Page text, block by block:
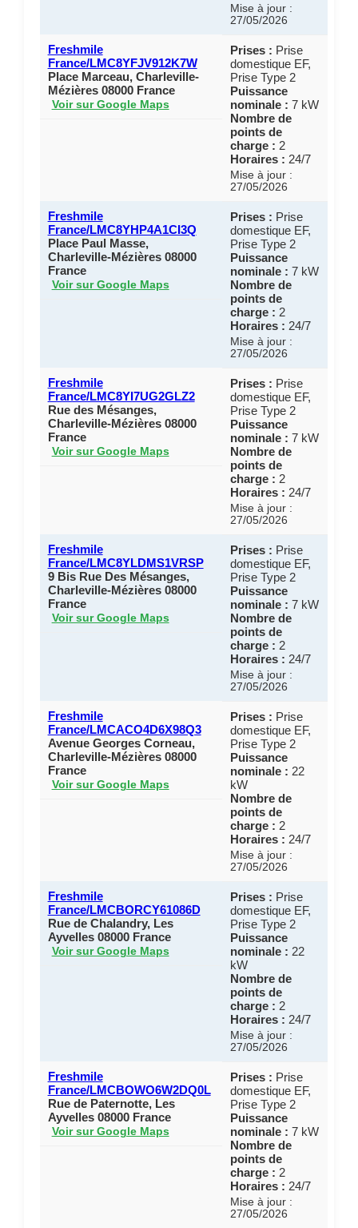
Mise à jour :
27/05/2026
Freshmile
France/LMC8YFJV912K7W
Place Marceau, Charleville-
Mézières 08000 France
Voir sur Google Maps
Prises : Prise
domestique EF,
Prise Type 2
Puissance
nominale : 7 kW
Nombre de
points de
charge : 2
Horaires : 24/7
Mise à jour :
27/05/2026
Freshmile
France/LMC8YHP4A1CI3Q
Place Paul Masse,
Charleville-Mézières 08000
France
Voir sur Google Maps
Prises : Prise
domestique EF,
Prise Type 2
Puissance
nominale : 7 kW
Nombre de
points de
charge : 2
Horaires : 24/7
Mise à jour :
27/05/2026
Freshmile
France/LMC8YI7UG2GLZ2
Rue des Mésanges,
Charleville-Mézières 08000
France
Voir sur Google Maps
Prises : Prise
domestique EF,
Prise Type 2
Puissance
nominale : 7 kW
Nombre de
points de
charge : 2
Horaires : 24/7
Mise à jour :
27/05/2026
Freshmile
France/LMC8YLDMS1VRSP
9 Bis Rue Des Mésanges,
Charleville-Mézières 08000
France
Voir sur Google Maps
Prises : Prise
domestique EF,
Prise Type 2
Puissance
nominale : 7 kW
Nombre de
points de
charge : 2
Horaires : 24/7
Mise à jour :
27/05/2026
Freshmile
France/LMCACO4D6X98Q3
Avenue Georges Corneau,
Charleville-Mézières 08000
France
Voir sur Google Maps
Prises : Prise
domestique EF,
Prise Type 2
Puissance
nominale : 22
kW
Nombre de
points de
charge : 2
Horaires : 24/7
Mise à jour :
27/05/2026
Freshmile
France/LMCBORCY61086D
Rue de Chalandry, Les
Ayvelles 08000 France
Voir sur Google Maps
Prises : Prise
domestique EF,
Prise Type 2
Puissance
nominale : 22
kW
Nombre de
points de
charge : 2
Horaires : 24/7
Mise à jour :
27/05/2026
Freshmile
France/LMCBOWO6W2DQ0L
Rue de Paternotte, Les
Ayvelles 08000 France
Voir sur Google Maps
Prises : Prise
domestique EF,
Prise Type 2
Puissance
nominale : 7 kW
Nombre de
points de
charge : 2
Horaires : 24/7
Mise à jour :
27/05/2026